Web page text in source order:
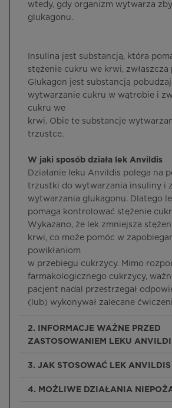
wtedy, gdy organizm wytwarza
glukagonu.
Insulina jest substancją, która
stężenie cukru we krwi, zwłaszcza
Glukagon jest substancją
wytwarzanie cukru w wątrobie i
cukru we
krwi. Obie te substancje
trzustce.
W jaki sposób działa lek Anvildis
Działanie leku Anvildis polega na
trzustki do wytwarzania insuliny i
wytwarzania glukagonu. Dlatego
pomaga kontrolować stężenie
Wykazano, że lek zmniejsza
krwi, co może pomóc w
powikłaniom
w przebiegu cukrzycy. Mimo
farmakologicznego cukrzycy,
pacjent nadal przestrzegał
(lub) wykonywał zalecane
2. INFORMACJE WAŻNE PRZED
ZASTOSOWANIEM LEKU
3. JAK STOSOWAĆ LEK ANVILDIS
4. MOŻLIWE DZIAŁANIA